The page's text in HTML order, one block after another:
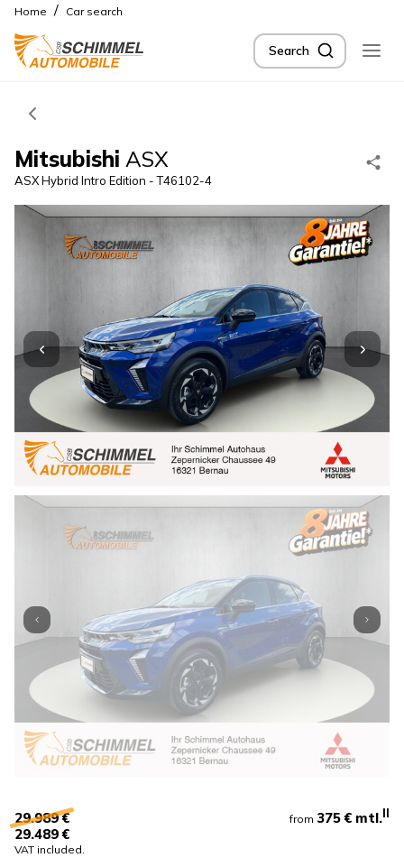
Home / Car search
Search
Mitsubishi ASX
ASX Hybrid Intro Edition - T46102-4
29.989 €
29.489 €
VAT included.
from 375 € mtl.II